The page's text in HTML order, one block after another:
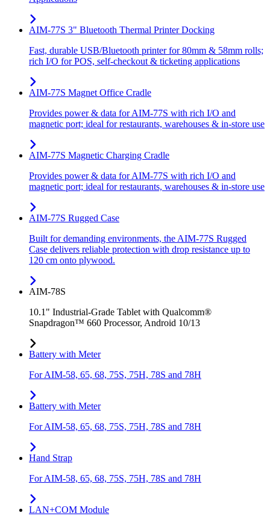
AIM-77S 3" Bluetooth Thermal Printer Docking
Fast, durable USB/Bluetooth printer for 80mm & 58mm rolls;
rich I/O for POS, self-checkout & ticketing applications
AIM-77S Magnet Office Cradle
Provides power & data for AIM-77S with rich I/O and
magnetic port; ideal for restaurants, warehouses & in-store use
AIM-77S Magnetic Charging Cradle
Provides power & data for AIM-77S with rich I/O and
magnetic port; ideal for restaurants, warehouses & in-store use
AIM-77S Rugged Case
Built for demanding environments, the AIM-77S Rugged
Case delivers reliable protection with drop resistance up to
120 cm onto plywood.
AIM-78S
10.1" Industrial-Grade Tablet with Qualcomm®
Snapdragon™ 660 Processor, Android 10/13
Battery with Meter
For AIM-58, 65, 68, 75S, 75H, 78S and 78H
Battery with Meter
For AIM-58, 65, 68, 75S, 75H, 78S and 78H
Hand Strap
For AIM-58, 65, 68, 75S, 75H, 78S and 78H
LAN+COM Module